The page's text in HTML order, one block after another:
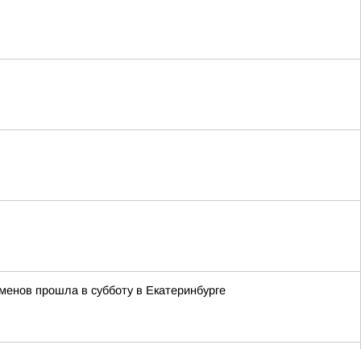
прошла в субботу в Екатеринбурге